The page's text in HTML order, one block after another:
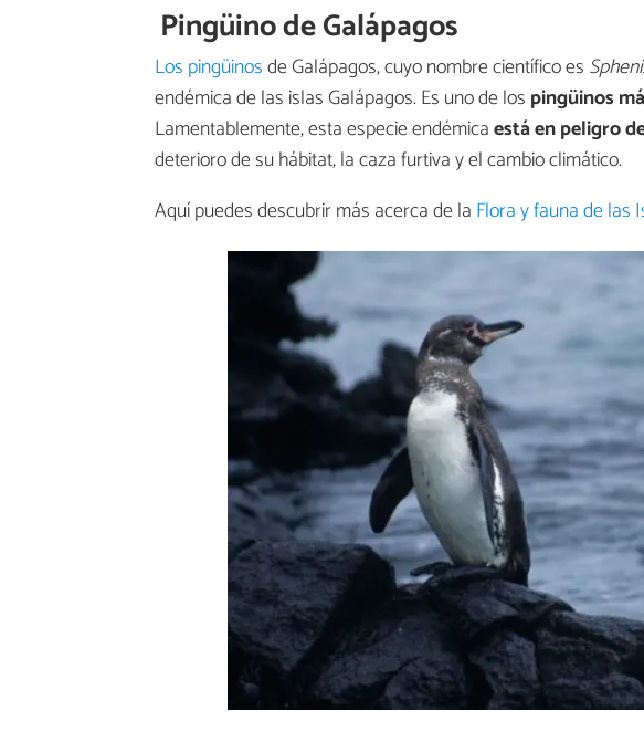
Pingüino de Galápagos
Los pingüinosde Galápagos, cuyo nombre científico es
endémica de las islas Galápagos. Es uno de los pingüinos
Lamentablemente, esta especie endémicaestá en peligro
deterioro de su hábitat, la caza furtiva y el cambio climático.
Aquí puedes descubrir más acerca de la Flora y fauna de las